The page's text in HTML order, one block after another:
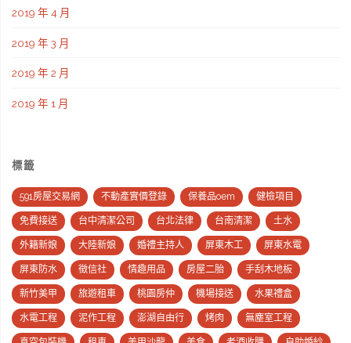
2019 年 4 月
2019 年 3 月
2019 年 2 月
2019 年 1 月
標籤
591房屋交易網 不動產實價登錄 保養品oem 健檢項目
免費接送 台中清潔公司 台北法律 台南清潔 土水
外籍新娘 大陸新娘 婚禮主持人 屏東木工 屏東水電
屏東防水 徵信社 情趣用品 房屋二胎 手刮木地板
新竹美甲 旅遊租車 桃園房仲 機場接送 水果禮盒
水電工程 泥作工程 澎湖自由行 烤肉 無塵室工程